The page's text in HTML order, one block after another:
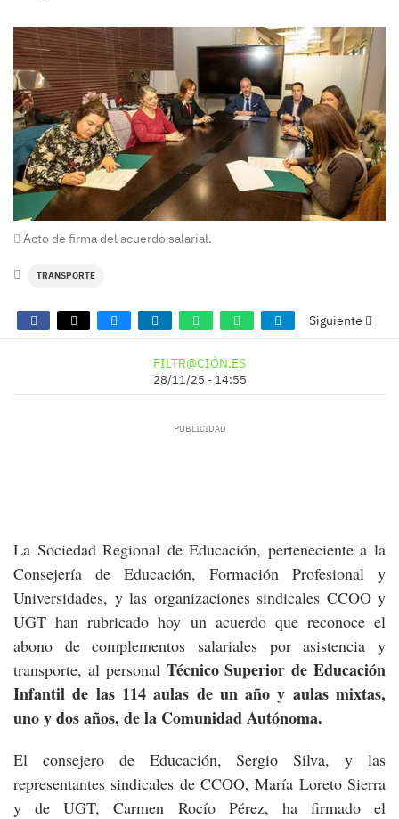
Acto de firma del acuerdo salarial.
TRANSPORTE
Siguiente
FILTR@CIÓN.ES
28/11/25 - 14:55
La Sociedad Regional de Educación, perteneciente a la
Consejería de Educación, Formación Profesional y
Universidades, y las organizaciones sindicales CCOO y
UGT han rubricado hoy un acuerdo que reconoce el
abono de complementos salariales por asistencia y
transporte, al personal Técnico Superior de Educación
Infantil de las 114 aulas de un año y aulas mixtas,
uno y dos años, de la Comunidad Autónoma.
El consejero de Educación, Sergio Silva, y las
representantes sindicales de CCOO, María Loreto Sierra
y de UGT, Carmen Rocío Pérez, ha firmado el